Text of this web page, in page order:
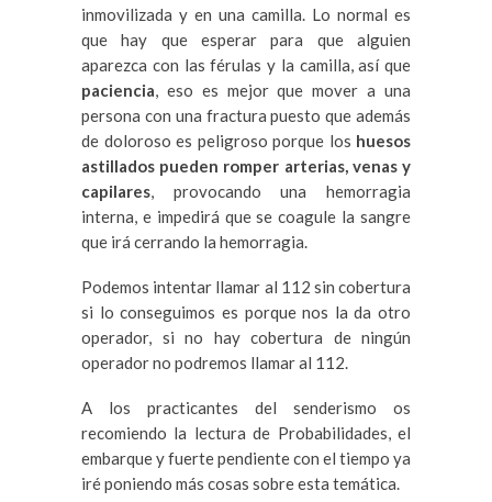
inmovilizada y en una camilla. Lo normal es
que hay que esperar para que alguien
aparezca con las férulas y la camilla, así que
paciencia, eso es mejor que mover a una
persona con una fractura puesto que además
de doloroso es peligroso porque los huesos
astillados pueden romper arterias, venas y
capilares, provocando una hemorragia
interna, e impedirá que se coagule la sangre
que irá cerrando la hemorragia.
Podemos intentar llamar al 112 sin cobertura
si lo conseguimos es porque nos la da otro
operador, si no hay cobertura de ningún
operador no podremos llamar al 112.
A los practicantes del senderismo os
recomiendo la lectura de Probabilidades, el
embarque y fuerte pendiente con el tiempo ya
iré poniendo más cosas sobre esta temática.